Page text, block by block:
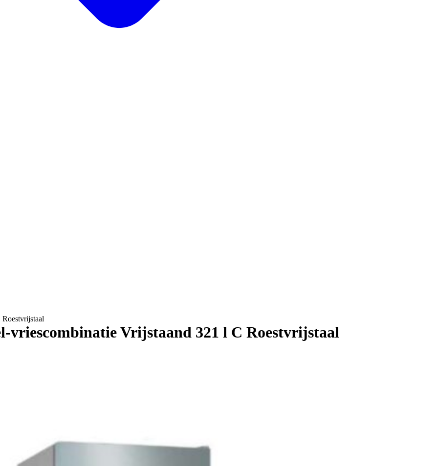
vriescombinatie Vrijstaand 321 l C Roestvrijstaal